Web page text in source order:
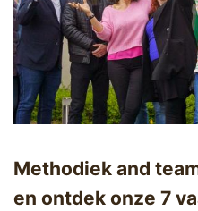
Methodiek and
en ontdek onze 7